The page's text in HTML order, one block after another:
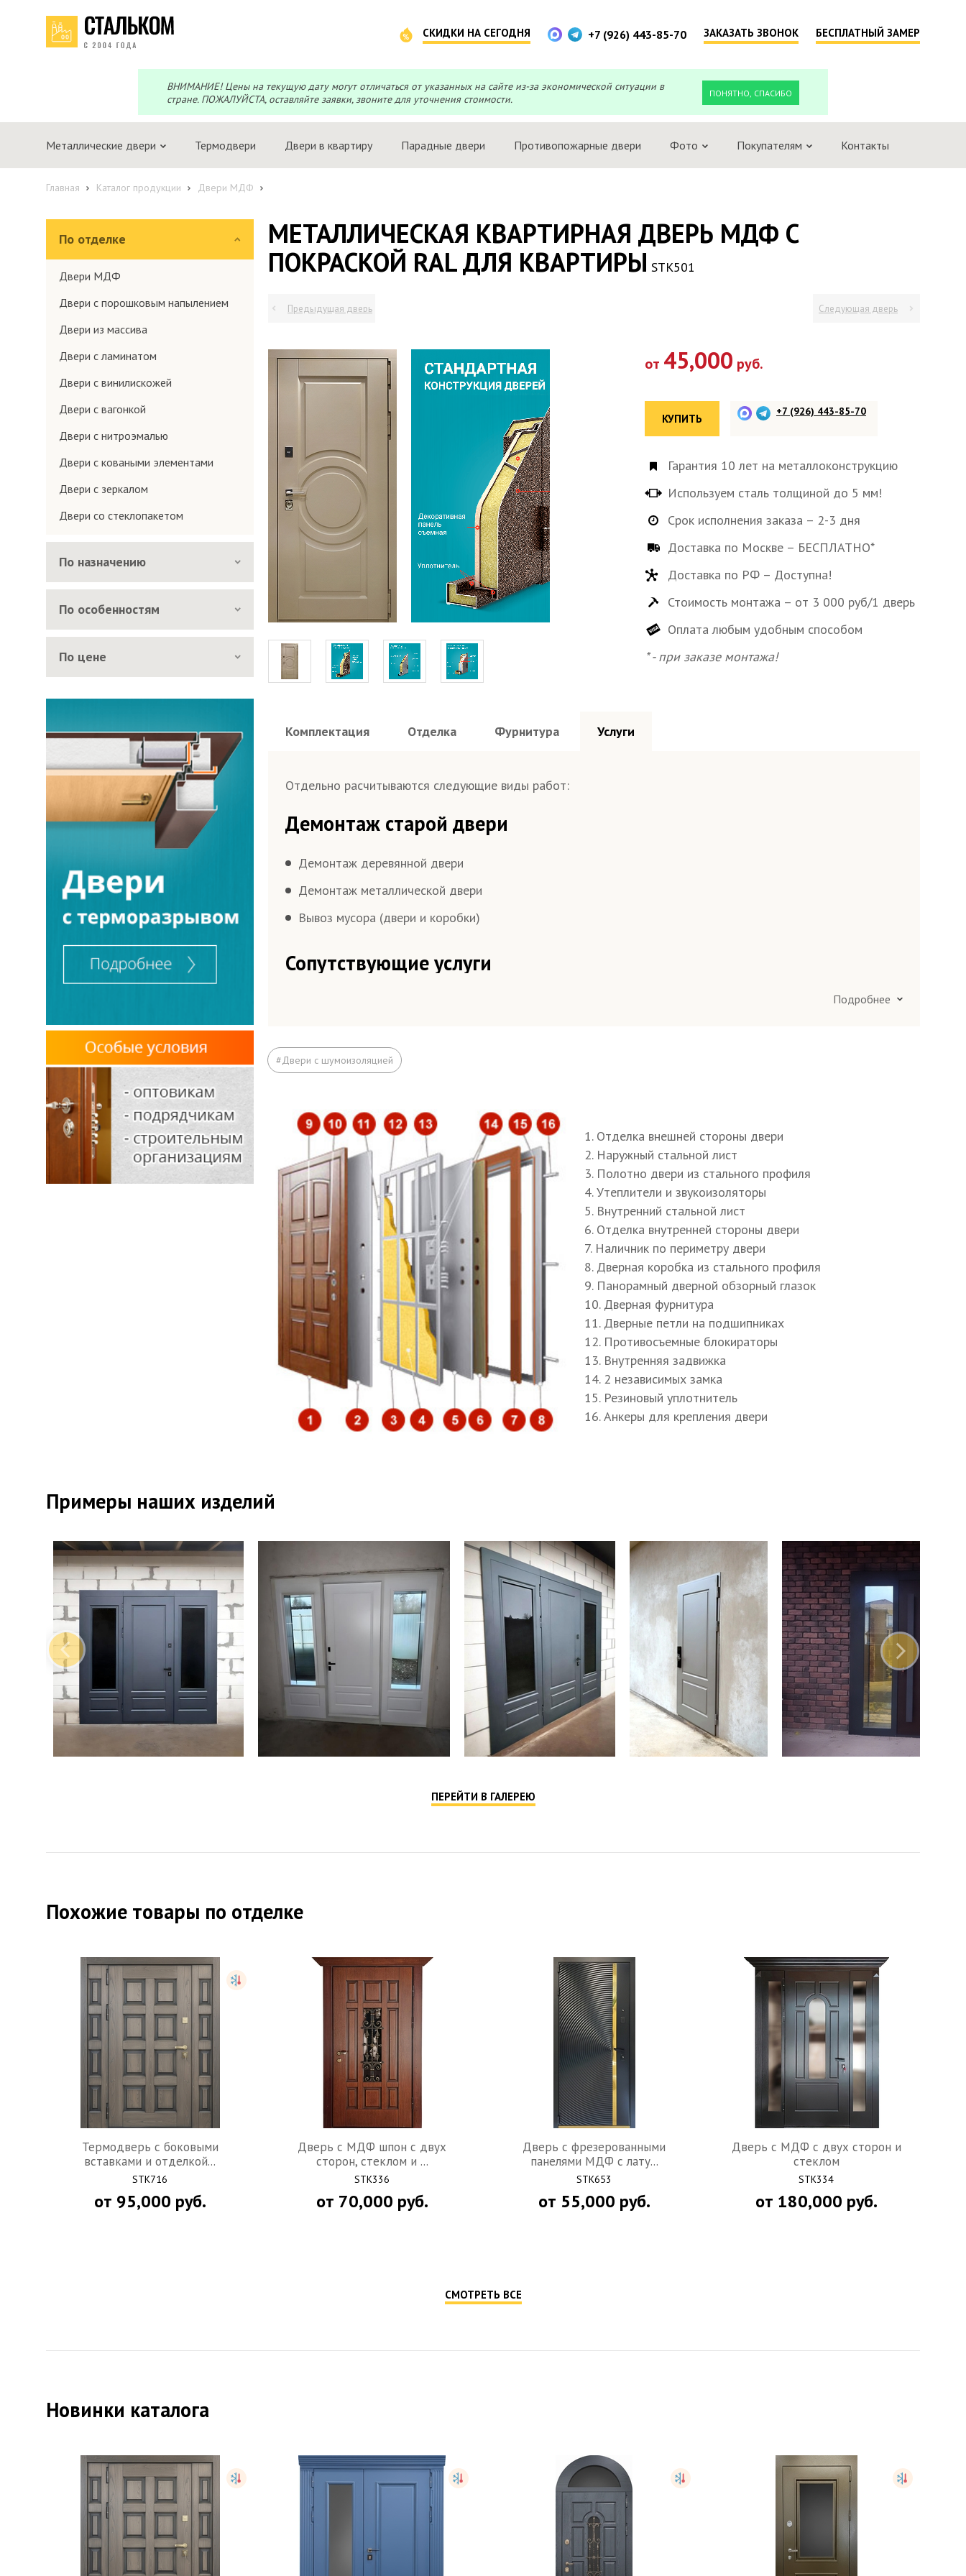
СКИДКИ НА СЕГОДНЯ +7 (926) 443-85-70 ЗАКАЗАТЬ ЗВОНОК БЕСПЛАТНЫЙ ЗАМЕР
ВНИМАНИЕ! Цены на текущую дату могут отличаться от указанных на сайте из-за экономической ситуации в
стране. ПОЖАЛУЙСТА, оставляйте заявки, звоните для уточнения стоимости.
ПОНЯТНО, СПАСИБО
Металлические двери Термодвери Двери в квартиру Парадные двери Противопожарные двери Фото Покупателям Контакты
Главная Каталог продукции Двери МДФ
По отделке
Двери МДФ
Двери с порошковым напылением
Двери из массива
Двери с ламинатом
Двери с винилискожей
Двери с вагонкой
Двери с нитроэмалью
Двери с коваными элементами
Двери с зеркалом
Двери со стеклопакетом
По назначению
По особенностям
По цене
МЕТАЛЛИЧЕСКАЯ КВАРТИРНАЯ ДВЕРЬ МДФ С
ПОКРАСКОЙ RAL ДЛЯ КВАРТИРЫ STK501
Предыдущая дверь Следующая дверь
от 45,000 руб.
КУПИТЬ
+7 (926) 443-85-70
Гарантия 10 лет на металлоконструкцию
Используем сталь толщиной до 5 мм!
Срок исполнения заказа – 2-3 дня
Доставка по Москве – БЕСПЛАТНО*
Доставка по РФ – Доступна!
Стоимость монтажа – от 3 000 руб/1 дверь
Оплата любым удобным способом
* - при заказе монтажа!
Комплектация Отделка Фурнитура Услуги
Отдельно расчитываются следующие виды работ:
Демонтаж старой двери
Демонтаж деревянной двери
Демонтаж металлической двери
Вывоз мусора (двери и коробки)
Сопутствующие услуги
Выезд мастера–замерщика и изготовление технического задания по Москве и в Подмосковье 25 км
Выезд мастера–замерщика и изготовление технического задания в Подмосковье более 25 км вокруг
МКАДа
Расширение дверного проема
Отделка
Заделка швов монтажной пеной
Откосы (изнутри помещения)
Вывод звонков
Утепление дверной коробки
Перенос звонка
Подробнее
#Двери с шумоизоляцией
1. Отделка внешней стороны двери
2. Наружный стальной лист
3. Полотно двери из стального профиля
4. Утеплители и звукоизоляторы
5. Внутренний стальной лист
6. Отделка внутренней стороны двери
7. Наличник по периметру двери
8. Дверная коробка из стального профиля
9. Панорамный дверной обзорный глазок
10. Дверная фурнитура
11. Дверные петли на подшипниках
12. Противосъемные блокираторы
13. Внутренняя задвижка
14. 2 независимых замка
15. Резиновый уплотнитель
16. Анкеры для крепления двери
Примеры наших изделий
ПЕРЕЙТИ В ГАЛЕРЕЮ
Похожие товары по отделке
Термодверь с боковыми
вставками и отделкой...
STK716
от 95,000 руб.
Дверь c МДФ шпон с двух
сторон, стеклом и ...
STK336
от 70,000 руб.
Дверь с фрезерованными
панелями МДФ с лату...
STK653
от 55,000 руб.
Дверь c МДФ с двух сторон и
стеклом
STK334
от 180,000 руб.
СМОТРЕТЬ ВСЕ
Новинки каталога
Telegram
Max
Перезвоним?